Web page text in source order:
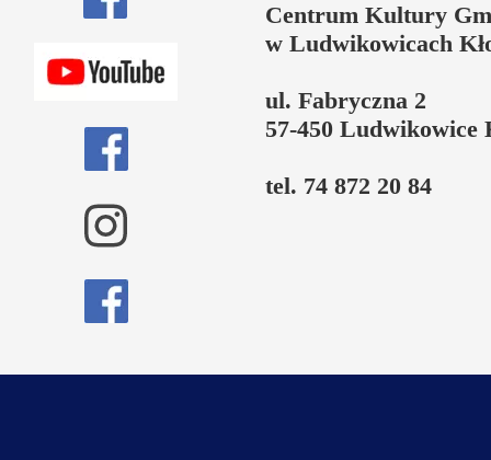
Centrum Kultury
w Ludwikowicach
ul. Fabryczna 2
57-450 Ludwikowice
tel. 74 872 20 84